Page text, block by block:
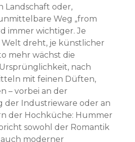
Landschaft oder,
Weg „from
immer wichtiger. Je
Welt dreht, je künstlicher
mehr wächst die
nach
mit feinen Düften,
– vorbei an der
der Industrieware oder an
der Hochküche: Hummer
sowohl der Romantik
moderner